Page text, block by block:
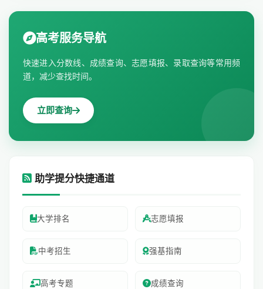
高考服务导航
快速进入分数线、成绩查询、志愿填报、录取查询等常用频
道，减少查找时间。
立即查询
助学提分快捷通道
大学排名 志愿填报
中考招生 强基指南
高考专题 成绩查询